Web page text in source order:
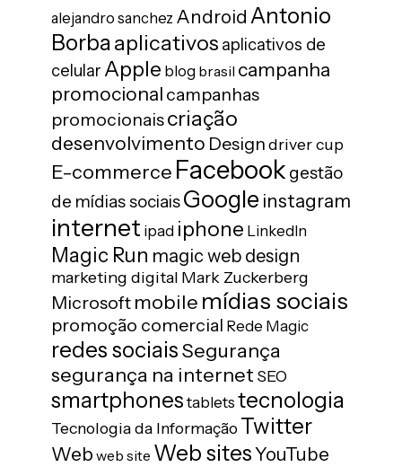
alejandro sanchez Android Antonio
Borba aplicativos aplicativos de
celular Apple blog brasil campanha
promocional campanhas
promocionaiscriação
desenvolvimento Designdriver cup
E-commerce Facebook gestão
de mídias sociaisGoogle instagram
internet ipad iphone LinkedIn
Magic Run magic web design
marketing digital Mark Zuckerberg
Microsoft mobile mídias sociais
promoção comercial Rede Magic
redes sociaisSegurança
segurança na internet SEO
smartphones tablets tecnologia
Tecnologia da Informação Twitter
Web web site Web sitesYouTube